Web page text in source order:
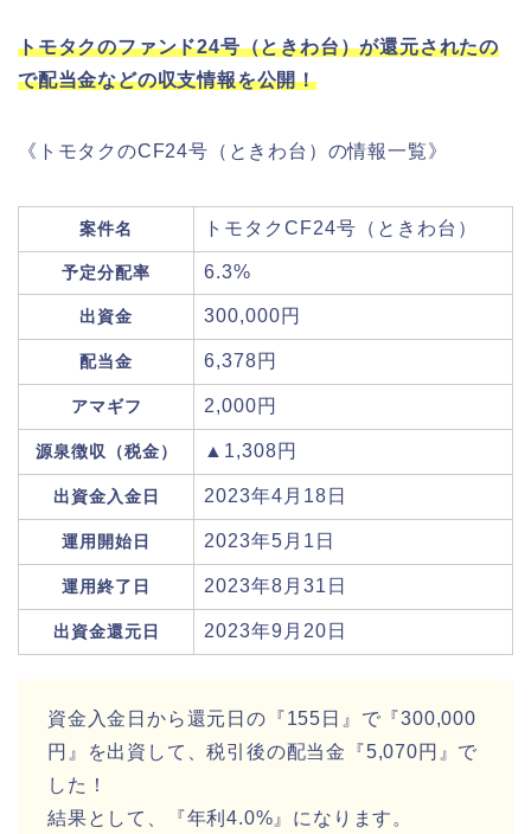
トモタクのファンド24号（ときわ台）が還元されたの
で配当金などの収支情報を公開！
《トモタクのCF24号（ときわ台）の情報一覧》
案件名 トモタクCF24号（ときわ台）
予定分配率 6.3%
出資金 300,000円
配当金 6,378円
アマギフ 2,000円
源泉徴収（税金） ▲1,308円
出資金入金日 2023年4月18日
運用開始日 2023年5月1日
運用終了日 2023年8月31日
出資金還元日 2023年9月20日
資金入金日から還元日の『155日』で『300,000
円』を出資して、税引後の配当金『5,070円』で
した！
結果として、『年利4.0%』になります。